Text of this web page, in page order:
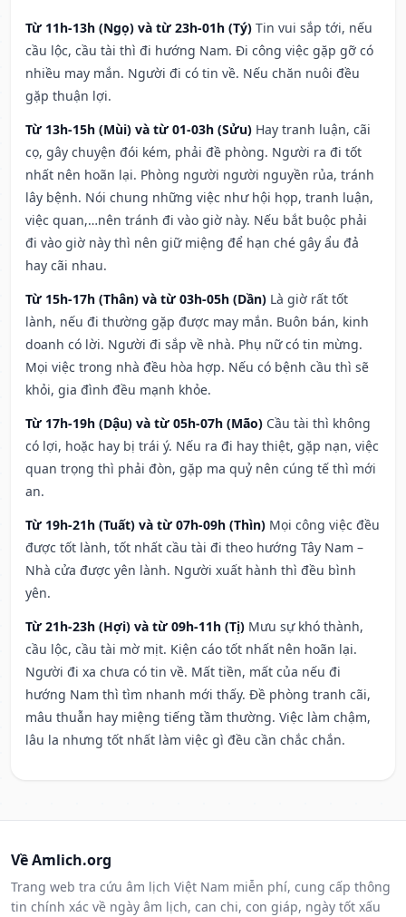
Từ 11h-13h (Ngọ) và từ 23h-01h (Tý) Tin vui sắp tới, nếu
cầu lộc, cầu tài thì đi hướng Nam. Đi công việc gặp gỡ có
nhiều may mắn. Người đi có tin về. Nếu chăn nuôi đều
gặp thuận lợi.
Từ 13h-15h (Mùi) và từ 01-03h (Sửu) Hay tranh luận, cãi
cọ, gây chuyện đói kém, phải đề phòng. Người ra đi tốt
nhất nên hoãn lại. Phòng người người nguyền rủa, tránh
lây bệnh. Nói chung những việc như hội họp, tranh luận,
việc quan,…nên tránh đi vào giờ này. Nếu bắt buộc phải
đi vào giờ này thì nên giữ miệng để hạn ché gây ẩu đả
hay cãi nhau.
Từ 15h-17h (Thân) và từ 03h-05h (Dần) Là giờ rất tốt
lành, nếu đi thường gặp được may mắn. Buôn bán, kinh
doanh có lời. Người đi sắp về nhà. Phụ nữ có tin mừng.
Mọi việc trong nhà đều hòa hợp. Nếu có bệnh cầu thì sẽ
khỏi, gia đình đều mạnh khỏe.
Từ 17h-19h (Dậu) và từ 05h-07h (Mão) Cầu tài thì không
có lợi, hoặc hay bị trái ý. Nếu ra đi hay thiệt, gặp nạn, việc
quan trọng thì phải đòn, gặp ma quỷ nên cúng tế thì mới
an.
Từ 19h-21h (Tuất) và từ 07h-09h (Thìn) Mọi công việc đều
được tốt lành, tốt nhất cầu tài đi theo hướng Tây Nam –
Nhà cửa được yên lành. Người xuất hành thì đều bình
yên.
Từ 21h-23h (Hợi) và từ 09h-11h (Tị) Mưu sự khó thành,
cầu lộc, cầu tài mờ mịt. Kiện cáo tốt nhất nên hoãn lại.
Người đi xa chưa có tin về. Mất tiền, mất của nếu đi
hướng Nam thì tìm nhanh mới thấy. Đề phòng tranh cãi,
mâu thuẫn hay miệng tiếng tầm thường. Việc làm chậm,
lâu la nhưng tốt nhất làm việc gì đều cần chắc chắn.
Về Amlich.org
Trang web tra cứu âm lịch Việt Nam miễn phí, cung cấp thông
tin chính xác về ngày âm lịch, can chi, con giáp, ngày tốt xấu